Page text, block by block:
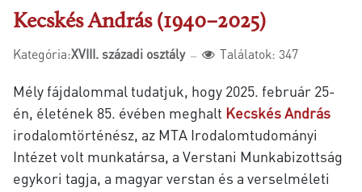
Kecskés András (1940–2025)
Kategória:XVIII. századi osztály Találatok: 347
Mély fájdalommal tudatjuk, hogy 2025. február 25-
én, életének 85. évében meghalt Kecskés András
irodalomtörténész, az MTA Irodalomtudományi
Intézet volt munkatársa, a Verstani Munkabizottság
egykori tagja, a magyar verstan és a verselméleti